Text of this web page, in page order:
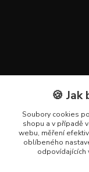
Kontakty
+420 602 223
🍪
Soubory cookies
shopu a v případě
webu, měření
oblíbeného
odpovídajících